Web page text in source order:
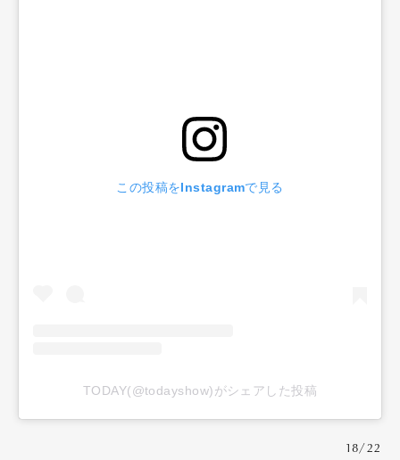
この投稿をInstagramで見る
TODAY(@todayshow)がシェアした投稿
18/22